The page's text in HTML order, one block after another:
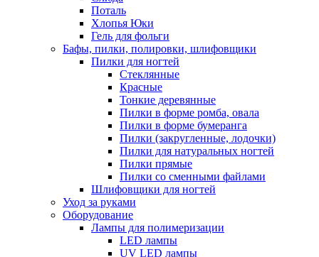
Поталь
Хлопья Юки
Гель для фольги
Бафы, пилки, полировки, шлифовщики
Пилки для ногтей
Стеклянные
Красные
Тонкие деревянные
Пилки в форме ромба, овала
Пилки в форме бумеранга
Пилки (закругленные, лодочки)
Пилки для натуральных ногтей
Пилки прямые
Пилки со сменными файлами
Шлифовщики для ногтей
Уход за руками
Оборудование
Лампы для полимеризации
LED лампы
UV LED лампы